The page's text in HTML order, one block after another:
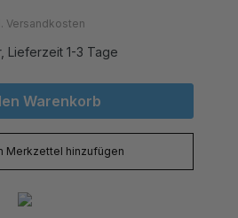
Versandkosten
Lieferzeit 1-3 Tage
Warenkorb
Merkzettel hinzufügen
7 Tage